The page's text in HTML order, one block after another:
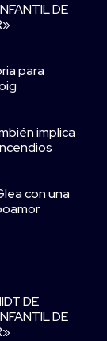
DE
para
implica
con una
DE
DE